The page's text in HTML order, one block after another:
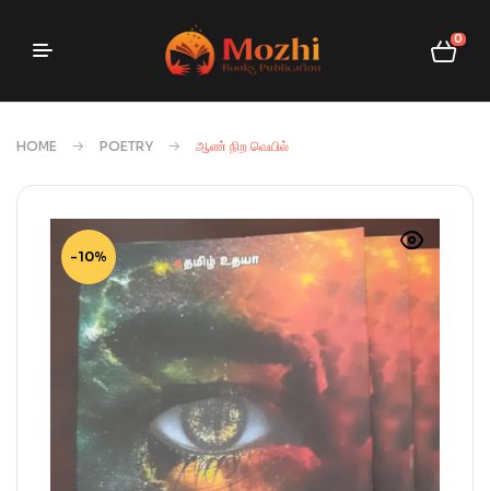
0
HOME POETRY ஆண் நிற வெயில்
-10%